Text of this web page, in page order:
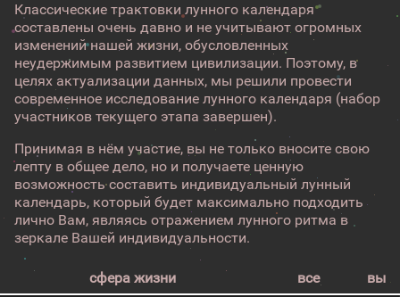
Классические трактовки лунного календаря
составлены очень давно и не учитывают огромных
изменений нашей жизни, обусловленных
неудержимым развитием цивилизации. Поэтому, в
целях актуализации данных, мы решили провести
современное исследование лунного календаря (набор
участников текущего этапа завершен).
Принимая в нём участие, вы не только вносите свою
лепту в общее дело, но и получаете ценную
возможность составить индивидуальный лунный
календарь, который будет максимально подходить
лично Вам, являясь отражением лунного ритма в
зеркале Вашей индивидуальности.
сфера жизни все вы